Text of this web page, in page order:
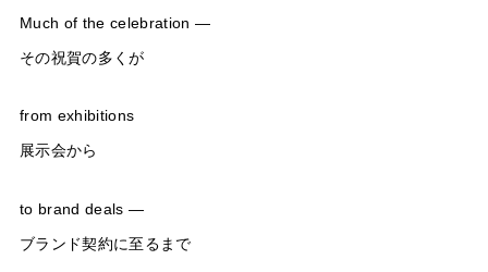
Much of the celebration —
その祝賀の多くが
from exhibitions
展示会から
to brand deals —
ブランド契約に至るまで